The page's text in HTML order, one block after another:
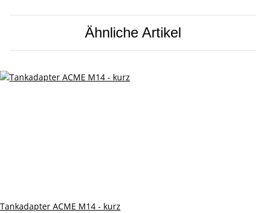
Ähnliche Artikel
Tankadapter ACME M14 - kurz